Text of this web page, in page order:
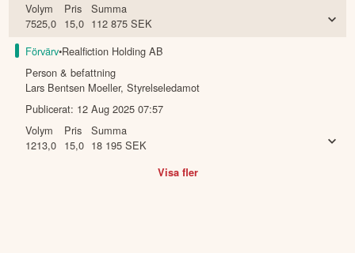
Volym
7525,0
Pris
15,0
Summa
112 875 SEK
Förvärv•Realfiction Holding AB
Person & befattning
Lars Bentsen Moeller,Styrelseledamot
Publicerat: 12 Aug 2025 07:57
Volym
1213,0
Pris
15,0
Summa
18 195 SEK
Visa fler